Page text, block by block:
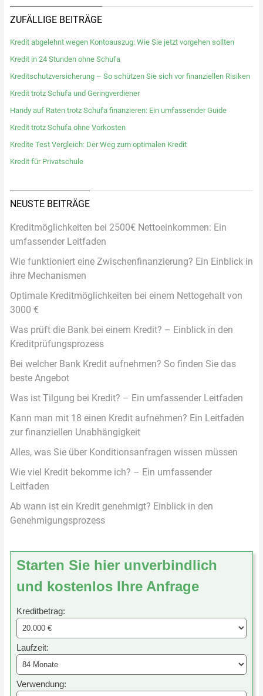
ZUFÄLLIGE BEITRÄGE
Kredit abgelehnt wegen Kontoauszug: Wie Sie jetzt vorgehen sollten
Kredit in 24 Stunden ohne Schufa
Kreditschutzversicherung – So schützen Sie sich vor finanziellen Risiken
Kredit trotz Schufa und Geringverdiener
Handy auf Raten trotz Schufa finanzieren: Ein umfassender Guide
Kredit trotz Schufa ohne Vorkosten
Kredite Test Vergleich: Der Weg zum optimalen Kredit
Kredit für Privatschule
NEUSTE BEITRÄGE
Kreditmöglichkeiten bei 2500€ Nettoeinkommen: Ein
umfassender Leitfaden
Wie funktioniert eine Zwischenfinanzierung? Ein Einblick in
ihre Mechanismen
Optimale Kreditmöglichkeiten bei einem Nettogehalt von
3000 €
Was prüft die Bank bei einem Kredit? – Einblick in den
Kreditprüfungsprozess
Bei welcher Bank Kredit aufnehmen? So finden Sie das
beste Angebot
Was ist Tilgung bei Kredit? – Ein umfassender Leitfaden
Kann man mit 18 einen Kredit aufnehmen? Ein Leitfaden
zur finanziellen Unabhängigkeit
Alles, was Sie über Konditionsanfragen wissen müssen
Wie viel Kredit bekomme ich? – Ein umfassender
Leitfaden
Ab wann ist ein Kredit genehmigt? Einblick in den
Genehmigungsprozess
Starten Sie hier unverbindlich
und kostenlos Ihre Anfrage
Kreditbetrag:
Laufzeit:
Verwendung: